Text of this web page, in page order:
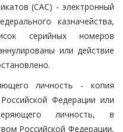
(САС) - электронный
казначейства,
серийных номеров
или действие
личность - копия
Федерации или
личность, в
Российской Федерации,